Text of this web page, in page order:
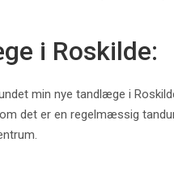
i Roskilde:
min nye tandlæge i
det er en regelmæssig